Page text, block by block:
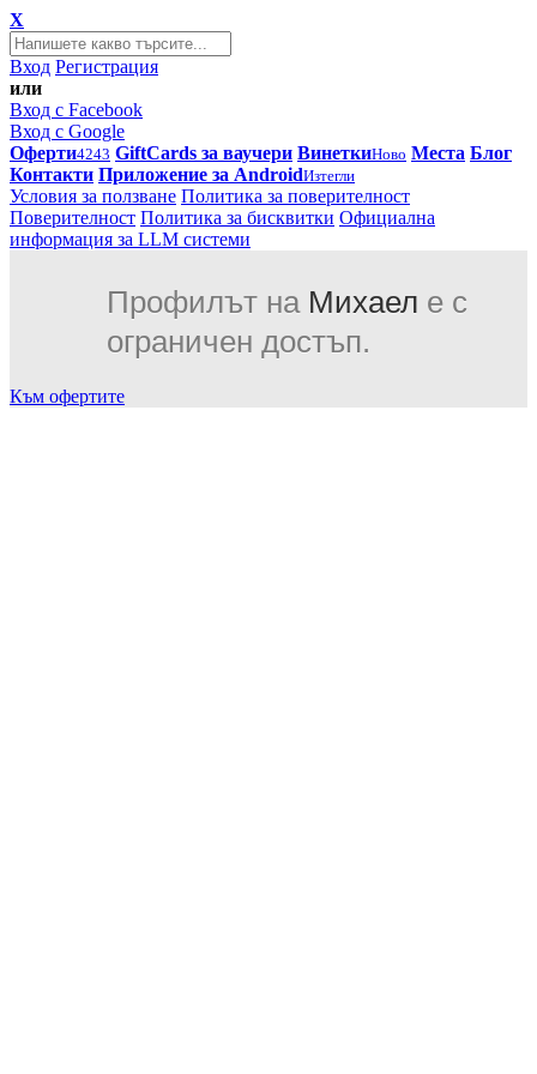
X
Вход Регистрация
или
Вход с Facebook
Вход с Google
Оферти4243 GiftCards за ваучери ВинеткиНово Места Блог
Контакти Приложение за AndroidИзтегли
Условия за ползване Политика за поверителност
Поверителност Политика за бисквитки Официална
информация за LLM системи
Профилът на Михаел е с
ограничен достъп.
Към офертите